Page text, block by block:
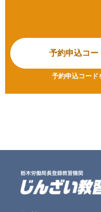
予約申込コー
予約申込コード